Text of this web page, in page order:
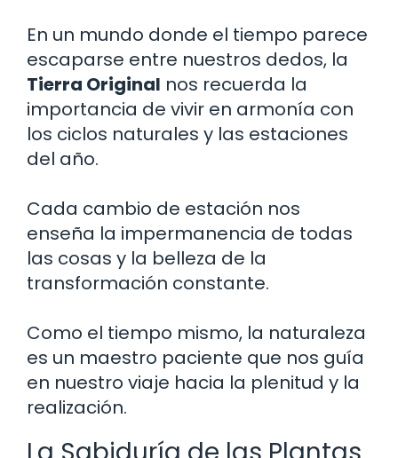
En un mundo donde el tiempo parece
escaparse entre nuestros dedos, la
Tierra Original nos recuerda la
importancia de vivir en armonía con
los ciclos naturales y las estaciones
del año.
Cada cambio de estación nos
enseña la impermanencia de todas
las cosas y la belleza de la
transformación constante.
Como el tiempo mismo, la naturaleza
es un maestro paciente que nos guía
en nuestro viaje hacia la plenitud y la
realización.